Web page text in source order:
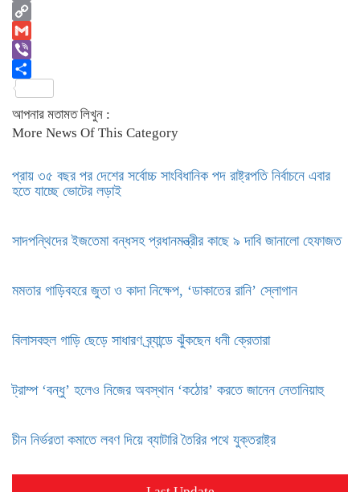
Email
Copy
Link
Gmail
Viber
আপনার মতামত লিখুন :
More News Of This Category
প্রায় ৩৫ বছর পর দেশের সর্বোচ্চ সাংবিধানিক পদ রাষ্ট্রপতি নির্বাচনে এবার
হতে যাচ্ছে ভোটের লড়াই
সাদপন্থিদের ইজতেমা বন্ধসহ প্রধানমন্ত্রীর কাছে ৯ দাবি জানালো হেফাজত
মমতার গাড়িবহরে জুতা ও কাদা নিক্ষেপ, ‘ডাকাতের রানি’ স্লোগান
বিলাসবহুল গাড়ি ছেড়ে সাধারণ ব্র্যান্ডে ঝুঁকছেন ধনী ক্রেতারা
ট্রাম্প ‘বন্ধু’ হলেও নিজের অবস্থান ‘কঠোর’ করতে জানেন নেতানিয়াহু
চীন নির্ভরতা কমাতে লবণ দিয়ে ব্যাটারি তৈরির পথে যুক্তরাষ্ট্র